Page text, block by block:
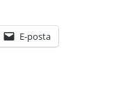
E-posta